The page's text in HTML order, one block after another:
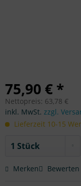
75,90 € *
Nettopreis: 63,78 €
inkl. MwSt. zzgl.
Lieferzeit 10-15
Merken Bewerten